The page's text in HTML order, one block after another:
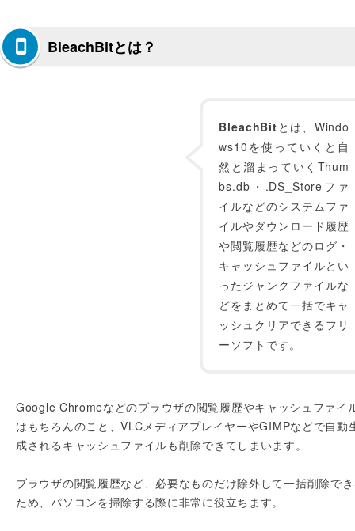
BleachBitとは？
BleachBit とは、Windo
ws10を使っていくと自
然と溜まっていくThum
bs.db・.DS_Storeファ
イルなどのシステムファ
イルやダウンロード履歴
や閲覧履歴などのログ・
キャッシュファイルとい
ったジャンクファイルな
どをまとめて一括でキャ
ッシュクリアできるフリ
ーソフトです。
Google Chromeなどのブラウザの閲覧履歴やキャッシュファイ
はもちろんのこと、VLCメディアプレイヤーやGIMPなどで自動
成されるキャッシュファイルも削除できてしまいます。
ブラウザの閲覧履歴など、必要なものだけ除外して一括削除で
ため、パソコンを掃除する際に非常に役立ちます。